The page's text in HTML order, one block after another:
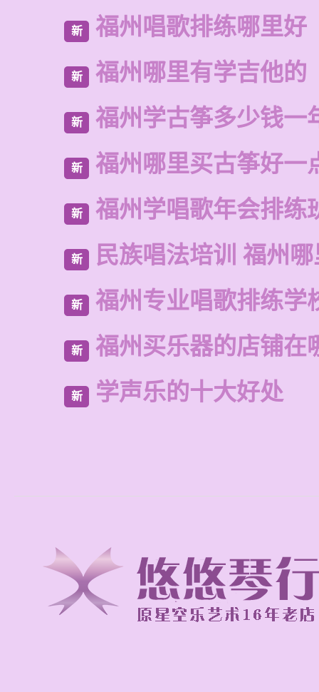
新 福州唱歌排练哪里好
新 福州哪里有学吉他的
新 福州学古筝多少钱一
新 福州哪里买古筝好一
新 福州学唱歌年会排练
新 民族唱法培训 福州
新 福州专业唱歌排练学
新 福州买乐器的店铺在
新 学声乐的十大好处